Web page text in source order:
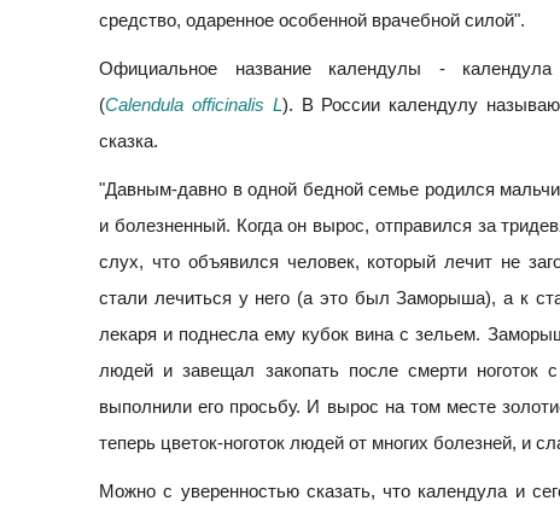
средство, одаренное особенной врачебной силой".
Официальное название календулы - календула
(Calendula officinalis L). В России календулу
сказка.
"Давным-давно в одной бедной семье родился
и болезненный. Когда он вырос, отправился за
слух, что объявился человек, который лечит не
стали лечиться у него (а это был Заморыша), а к
лекаря и поднесла ему кубок вина с зельем.
людей и завещал закопать после смерти
выполнили его просьбу. И вырос на том месте
теперь цветок-ноготок людей от многих болезней, и
Можно с уверенностью сказать, что календула и